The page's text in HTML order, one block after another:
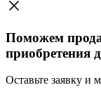
Поможем
приобретения
Оставьте заявку и